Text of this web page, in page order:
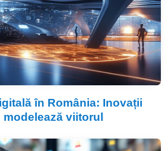
în România: Inovații
viitorul